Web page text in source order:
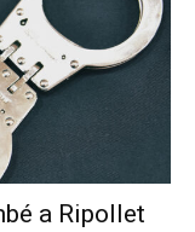
a Ripollet